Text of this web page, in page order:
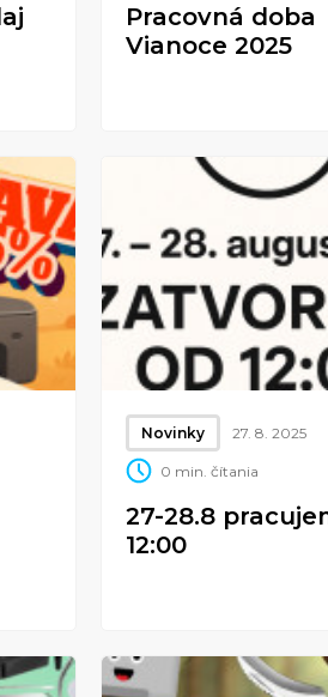
Pracovná doba
Vianoce 2025
Novinky 27. 8. 2025
0 min. čítania
27-28.8
12:00